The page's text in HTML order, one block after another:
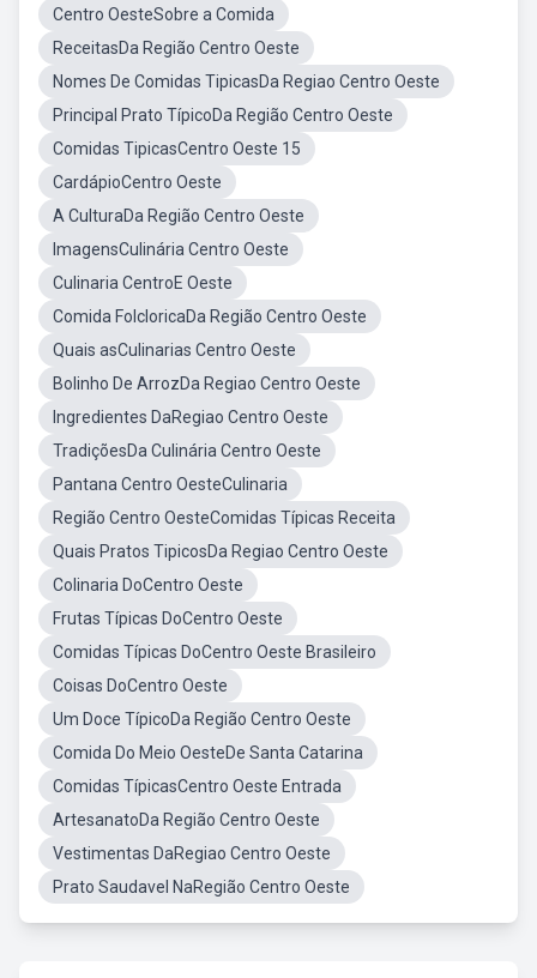
Centro OesteSobre a Comida
ReceitasDa Região Centro Oeste
Nomes De Comidas TipicasDa Regiao Centro Oeste
Principal Prato TípicoDa Região Centro Oeste
Comidas TipicasCentro Oeste 15
CardápioCentro Oeste
A CulturaDa Região Centro Oeste
ImagensCulinária Centro Oeste
Culinaria CentroE Oeste
Comida FolcloricaDa Região Centro Oeste
Quais asCulinarias Centro Oeste
Bolinho De ArrozDa Regiao Centro Oeste
Ingredientes DaRegiao Centro Oeste
TradiçõesDa Culinária Centro Oeste
Pantana Centro OesteCulinaria
Região Centro OesteComidas Típicas Receita
Quais Pratos TipicosDa Regiao Centro Oeste
Colinaria DoCentro Oeste
Frutas Típicas DoCentro Oeste
Comidas Típicas DoCentro Oeste Brasileiro
Coisas DoCentro Oeste
Um Doce TípicoDa Região Centro Oeste
Comida Do Meio OesteDe Santa Catarina
Comidas TípicasCentro Oeste Entrada
ArtesanatoDa Região Centro Oeste
Vestimentas DaRegiao Centro Oeste
Prato Saudavel NaRegião Centro Oeste